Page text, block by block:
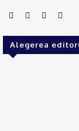
Alegerea